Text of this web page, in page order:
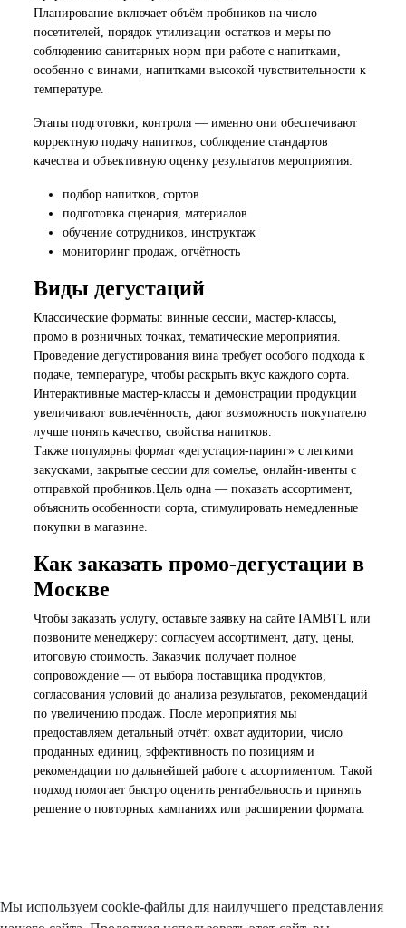
Планирование включает объём пробников на число
посетителей, порядок утилизации остатков и меры по
соблюдению санитарных норм при работе с напитками,
особенно с винами, напитками высокой чувствительности к
температуре.
Этапы подготовки, контроля — именно они обеспечивают
корректную подачу напитков, соблюдение стандартов
качества и объективную оценку результатов мероприятия:
подбор напитков, сортов
подготовка сценария, материалов
обучение сотрудников, инструктаж
мониторинг продаж, отчётность
Виды дегустаций
Классические форматы: винные сессии, мастер-классы,
промо в розничных точках, тематические мероприятия.
Проведение дегустирования вина требует особого подхода к
подаче, температуре, чтобы раскрыть вкус каждого сорта.
Интерактивные мастер-классы и демонстрации продукции
увеличивают вовлечённость, дают возможность покупателю
лучше понять качество, свойства напитков.
Также популярны формат «дегустация-паринг» с легкими
закусками, закрытые сессии для сомелье, онлайн-ивенты с
отправкой пробников.Цель одна — показать ассортимент,
объяснить особенности сорта, стимулировать немедленные
покупки в магазине.
Как заказать промо-дегустации в
Москве
Чтобы заказать услугу, оставьте заявку на сайте IAMBTL или
позвоните менеджеру: согласуем ассортимент, дату, цены,
итоговую стоимость. Заказчик получает полное
сопровождение — от выбора поставщика продуктов,
согласования условий до анализа результатов, рекомендаций
по увеличению продаж. После мероприятия мы
предоставляем детальный отчёт: охват аудитории, число
проданных единиц, эффективность по позициям и
рекомендации по дальнейшей работе с ассортиментом. Такой
подход помогает быстро оценить рентабельность и принять
решение о повторных кампаниях или расширении формата.
Мы используем cookie-файлы для наилучшего представления